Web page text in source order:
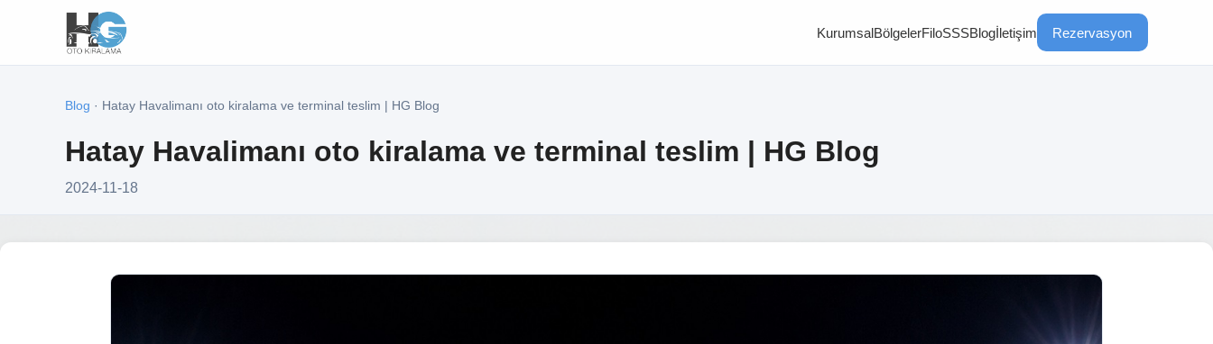
KurumsalBölgelerFiloSSSBlogİletişim Rezervasyon
Blog · Hatay Havalimanı oto kiralama ve terminal teslim | HG Blog
Hatay Havalimanı oto kiralama ve terminal teslim | HG Blog
2024-11-18